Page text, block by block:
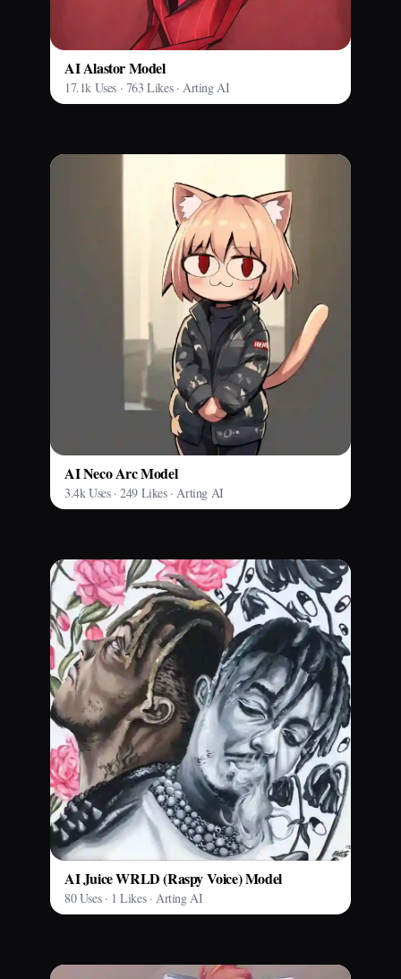
AI Alastor Model
17.1k Uses · 763 Likes · Arting AI
AI Neco Arc Model
3.4k Uses · 249 Likes · Arting AI
AI Juice WRLD (Raspy Voice) Model
80 Uses · 1 Likes · Arting AI